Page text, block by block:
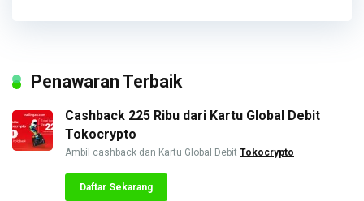
Penawaran Terbaik
Cashback 225 Ribu dari Kartu Global Debit
Tokocrypto
Ambil cashback dan Kartu Global Debit Tokocrypto
Daftar Sekarang